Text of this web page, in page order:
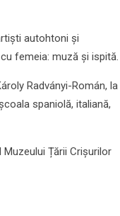
autohtoni și
femeia: muză și ispită.
Radványi-Román, la
spaniolă, italiană,
Țării Crișurilor